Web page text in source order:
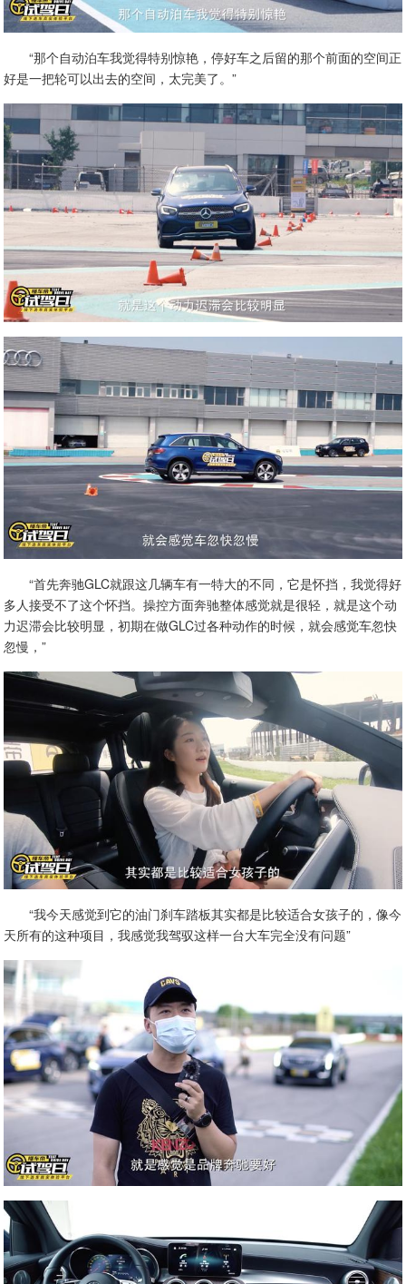
“那个自动泊车我觉得特别惊艳，停好车之后留的那个前面的空间正
好是一把轮可以出去的空间，太完美了。”
“首先奔驰GLC就跟这几辆车有一特大的不同，它是怀挡，我觉得好
多人接受不了这个怀挡。操控方面奔驰整体感觉就是很轻，就是这个动
力迟滞会比较明显，初期在做GLC过各种动作的时候，就会感觉车忽快
忽慢，”
“我今天感觉到它的油门刹车踏板其实都是比较适合女孩子的，像今
天所有的这种项目，我感觉我驾驭这样一台大车完全没有问题”